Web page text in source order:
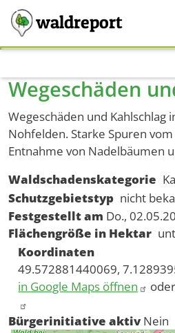
waldreport
Wegeschäden
Wegeschäden und Kahlschlag
Nohfelden. Starke Spuren
Entnahme von Nadelbäumen
Waldschadenskategorie
Schutzgebietstyp nicht
Festgestellt am Do.,
Flächengröße in Hektar
Koordinaten
49.572881440069,
in Google Maps öffnen
oder
Bürgerinitiative aktiv Nein